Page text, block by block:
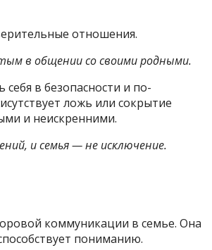
отношения.
в общении со своими родными.
в безопасности и по-
ложь или сокрытие
и неискренними.
и семья — не исключение.
коммуникации в семье. Она
пониманию.